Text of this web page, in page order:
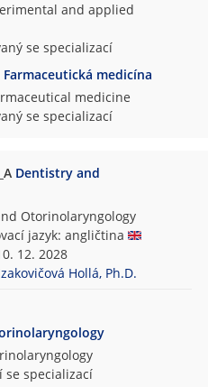
and applied
se specializací
Farmaceutická medicína
medicine
se specializací
Dentistry and
Otorinolaryngology
jazyk: angličtina
12. 2028
Hollá, Ph.D.
se specializací